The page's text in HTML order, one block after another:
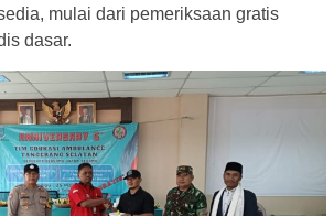
mulai dari pemeriksaan gratis
dasar.